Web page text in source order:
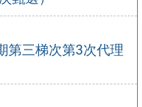
第三梯次第3次代理